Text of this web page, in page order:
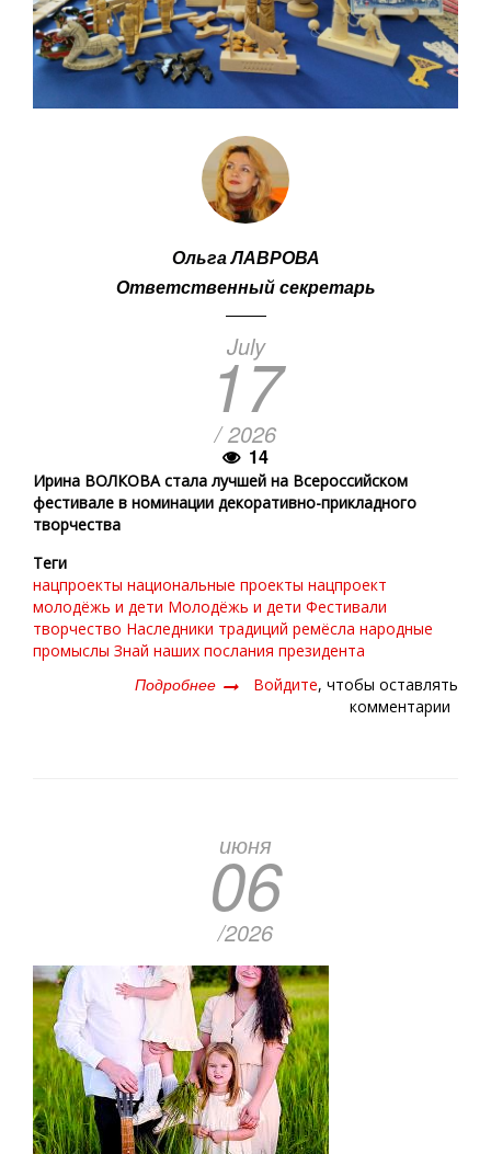
Ольга ЛАВРОВА
Ответственный секретарь
July
17
/ 2026
14
Ирина ВОЛКОВА стала лучшей на Всероссийском
фестивале в номинации декоративно-прикладного
творчества
Теги
нацпроекты национальные проекты нацпроект
молодёжь и дети Молодёжь и дети Фестивали
творчество Наследники традиций ремёсла народные
промыслы Знай наших послания президента
Подробнее о
Войдите, чтобы оставлять
комментарии
июня
06
/2026